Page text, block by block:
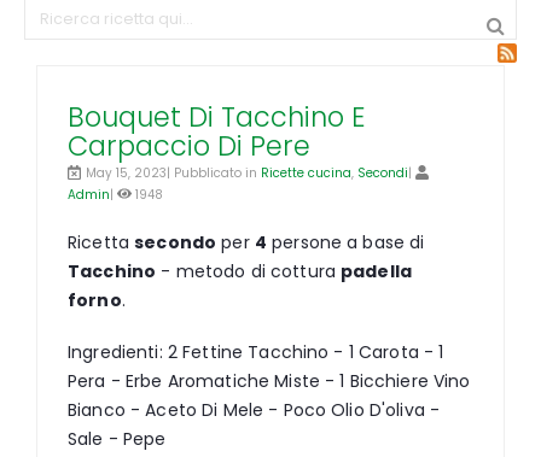
Bouquet Di Tacchino E
Carpaccio Di Pere
May 15, 2023| Pubblicato in Ricette cucina, Secondi|
Admin| 1948
Ricettasecondo per 4 persone a base di
Tacchino - metodo di cottura padella
forno.
Ingredienti: 2 Fettine Tacchino - 1 Carota - 1
Pera - Erbe Aromatiche Miste - 1 Bicchiere Vino
Bianco - Aceto Di Mele - Poco Olio D'oliva -
Sale - Pepe